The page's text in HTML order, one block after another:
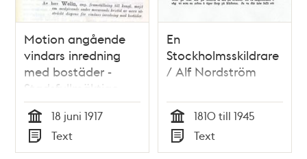
Motion angående
vindars inredning
med bostäder -
Stadsfullmäktige
1917
Tid
18 juni 1917
Typ
Text
En
Stockholmsskildrare
/ Alf Nordström
Tid
1810 till 1945
Typ
Text